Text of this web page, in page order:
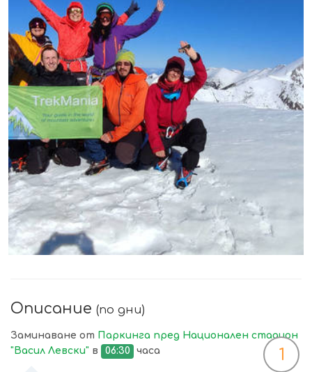
УВЕЛИЧИ
Описание (по дни)
Заминаване от Паркинга пред Национален стадион
"Васил Левски" в 06:30 часа 1